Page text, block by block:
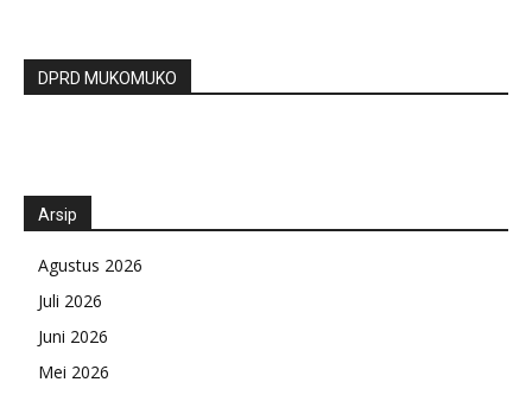
DPRD MUKOMUKO
Arsip
Agustus 2026
Juli 2026
Juni 2026
Mei 2026